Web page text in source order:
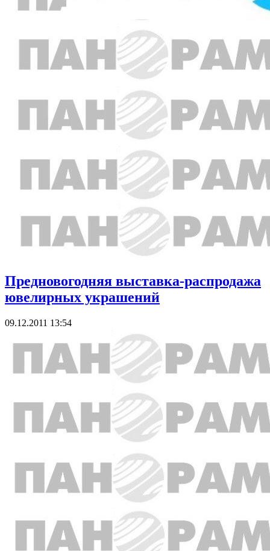
Предновогодняя выставка-распродажа
ювелирных украшений
09.12.2011 13:54